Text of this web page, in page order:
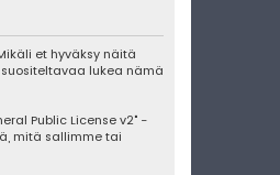
et hyväksy näitä
lukea nämä
Public License v2" -
mitä sallimme tai